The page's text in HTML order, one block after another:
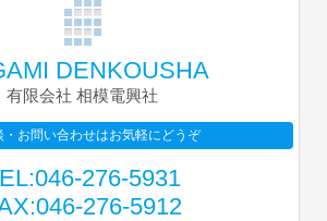
DENKOUSHA
有限会社 相模電興社
・お問い合わせはお気軽にどうぞ
276-5931
276-5912